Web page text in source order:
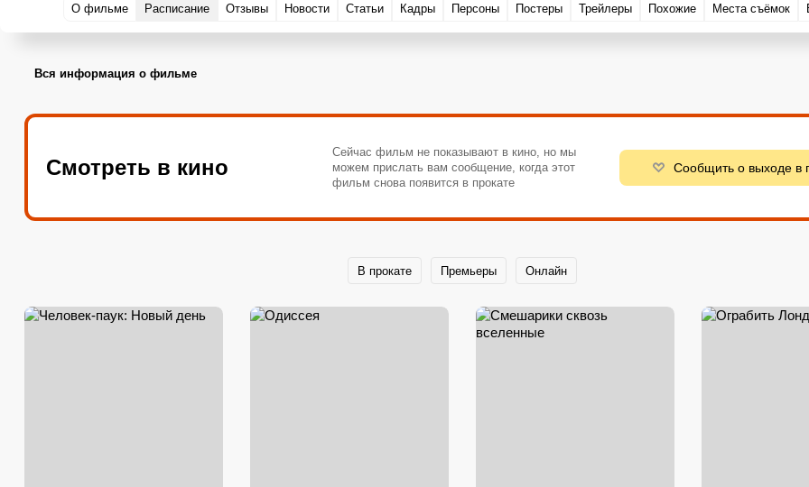
О фильме Расписание Отзывы Новости Статьи Кадры Персоны Постеры Трейлеры Похожие Места съёмок
Вся информация о фильме
Смотреть в кино
Сейчас фильм не показывают в кино, но мы
можем прислать вам сообщение, когда этот
фильм снова появится в прокате
Сообщить о выходе в
В прокате Премьеры Онлайн